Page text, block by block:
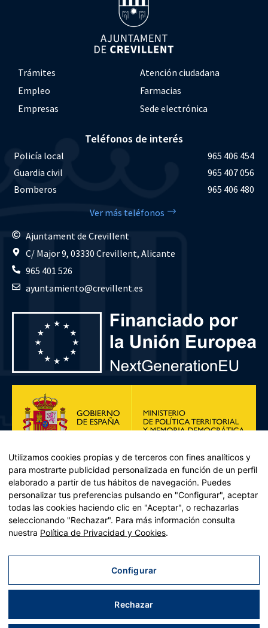
Trámites
Atención ciudadana
Empleo
Farmacias
Empresas
Sede electrónica
Teléfonos de interés
Policía local
965 406 454
Guardia civil
965 407 056
Bomberos
965 406 480
Ver más teléfonos
Ajuntament de Crevillent
C/ Major 9, 03330 Crevillent, Alicante
965 401 526
ayuntamiento@crevillent.es
Plan de Recuperación, Transformación y Resiliencia – Financiado por
Recuperación y resiliencia, establecido por el Reglamento (UE)
2021/241 del Parlamento Europeo y del Consejo, de 12 de febrero
Aviso legal|Política de privacidad|Política de cookies|Accesibilidad|Mapa web
Utilizamos cookies propias y de terceros con fines analíticos y
para mostrarte publicidad personalizada en función de un perfil
elaborado a partir de tus hábitos de navegación. Puedes
personalizar tus preferencias pulsando en "Configurar", aceptar
todas las cookies haciendo clic en "Aceptar", o rechazarlas
seleccionando "Rechazar". Para más información consulta
nuestra Política de Privacidad y Cookies.
Configurar
Rechazar